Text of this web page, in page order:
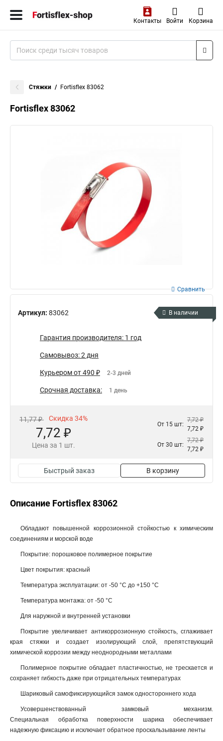
Контакты Войти Корзина
Стяжки Fortisflex 83062
Fortisflex 83062
Артикул: 83062
Сравнить
В наличии
Гарантия производителя: 1 год
Самовывоз: 2 дня
Курьером от 490 ₽ 2-3 дней
Срочная доставка: 1 день
11,77 ₽ Скидка 34%
7,72 ₽
Цена за 1 шт.
От 15 шт:
7,72 ₽
7,72 ₽
От 30 шт:
7,72 ₽
7,72 ₽
Быстрый заказ В корзину
Описание Fortisflex 83062
Обладают повышенной коррозионной стойкостью к химическим
соединениям и морской воде
Покрытие: порошковое полимерное покрытие
Цвет покрытия: красный
Температура эксплуатации: от -50 °С до +150 °С
Температура монтажа: от -50 °С
Для наружной и внутренней установки
Покрытие увеличивает антикоррозионную стойкость, сглаживает
края стяжки и создает изолирующий слой, препятствующий
химической коррозии между неоднородными металлами
Полимерное покрытие обладает пластичностью, не трескается и
сохраняет гибкость даже при отрицательных температурах
Шариковый самофиксирующийся замок одностороннего хода
Усовершенствованный замковый механизм.
Специальная обработка поверхности шарика обеспечивает
надежную фиксацию и исключает обратное проскальзывание ленты